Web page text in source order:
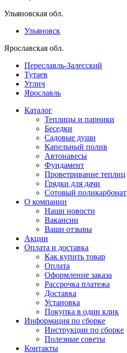
Ульяновская обл.
Ульяновск
Ярославская обл.
Переславль-Залесский
Тутаев
Углич
Ярославль
Каталог
Теплицы и парники
Беседки
Садовые души
Капельный полив
Автонавесы
Фундамент
Проветривание теплиц
Грядки для дачи
Сотовый поликарбонат
О компании
Наши новости
Вакансии
Ваши отзывы
Акции
Оплата и доставка
Как купить товар
Оплата
Оформление заказа
Рассрочка платежа
Доставка
Установка
Покупка в один клик
Информация по сборке
Инструкции по сборке
Полезные советы
Контакты